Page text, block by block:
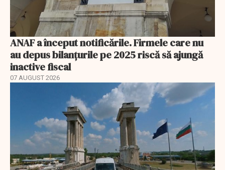
ANAF a început notificările. Firmele care nu
au depus bilanțurile pe 2025 riscă să ajungă
inactive fiscal
07 AUGUST 2026